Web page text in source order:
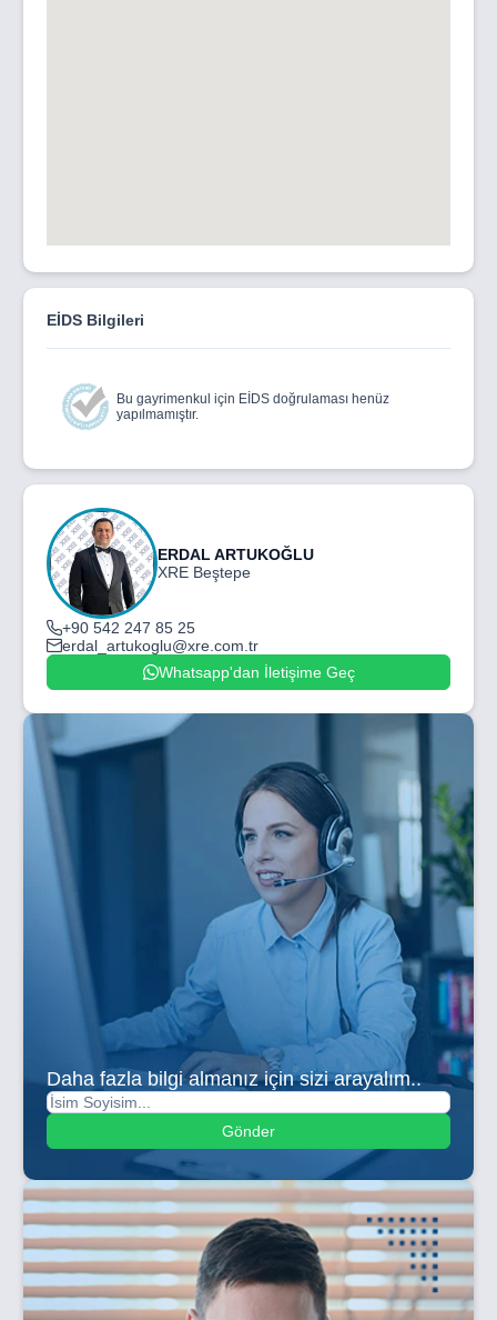
Her iki konut tipi de modern yaşamın gereksinimlerini
peyzaj alanı gibi imkanları da barındırıyor.
EİDS Bilgileri
Bu gayrimenkul için EİDS doğrulaması henüz
yapılmamıştır.
ERDAL ARTUKOĞLU
XRE Beştepe
+90 542 247 85 25
erdal_artukoglu@xre.com.tr
Whatsapp'dan İletişime Geç
Daha fazla bilgi almanız için sizi arayalım..
Gönder